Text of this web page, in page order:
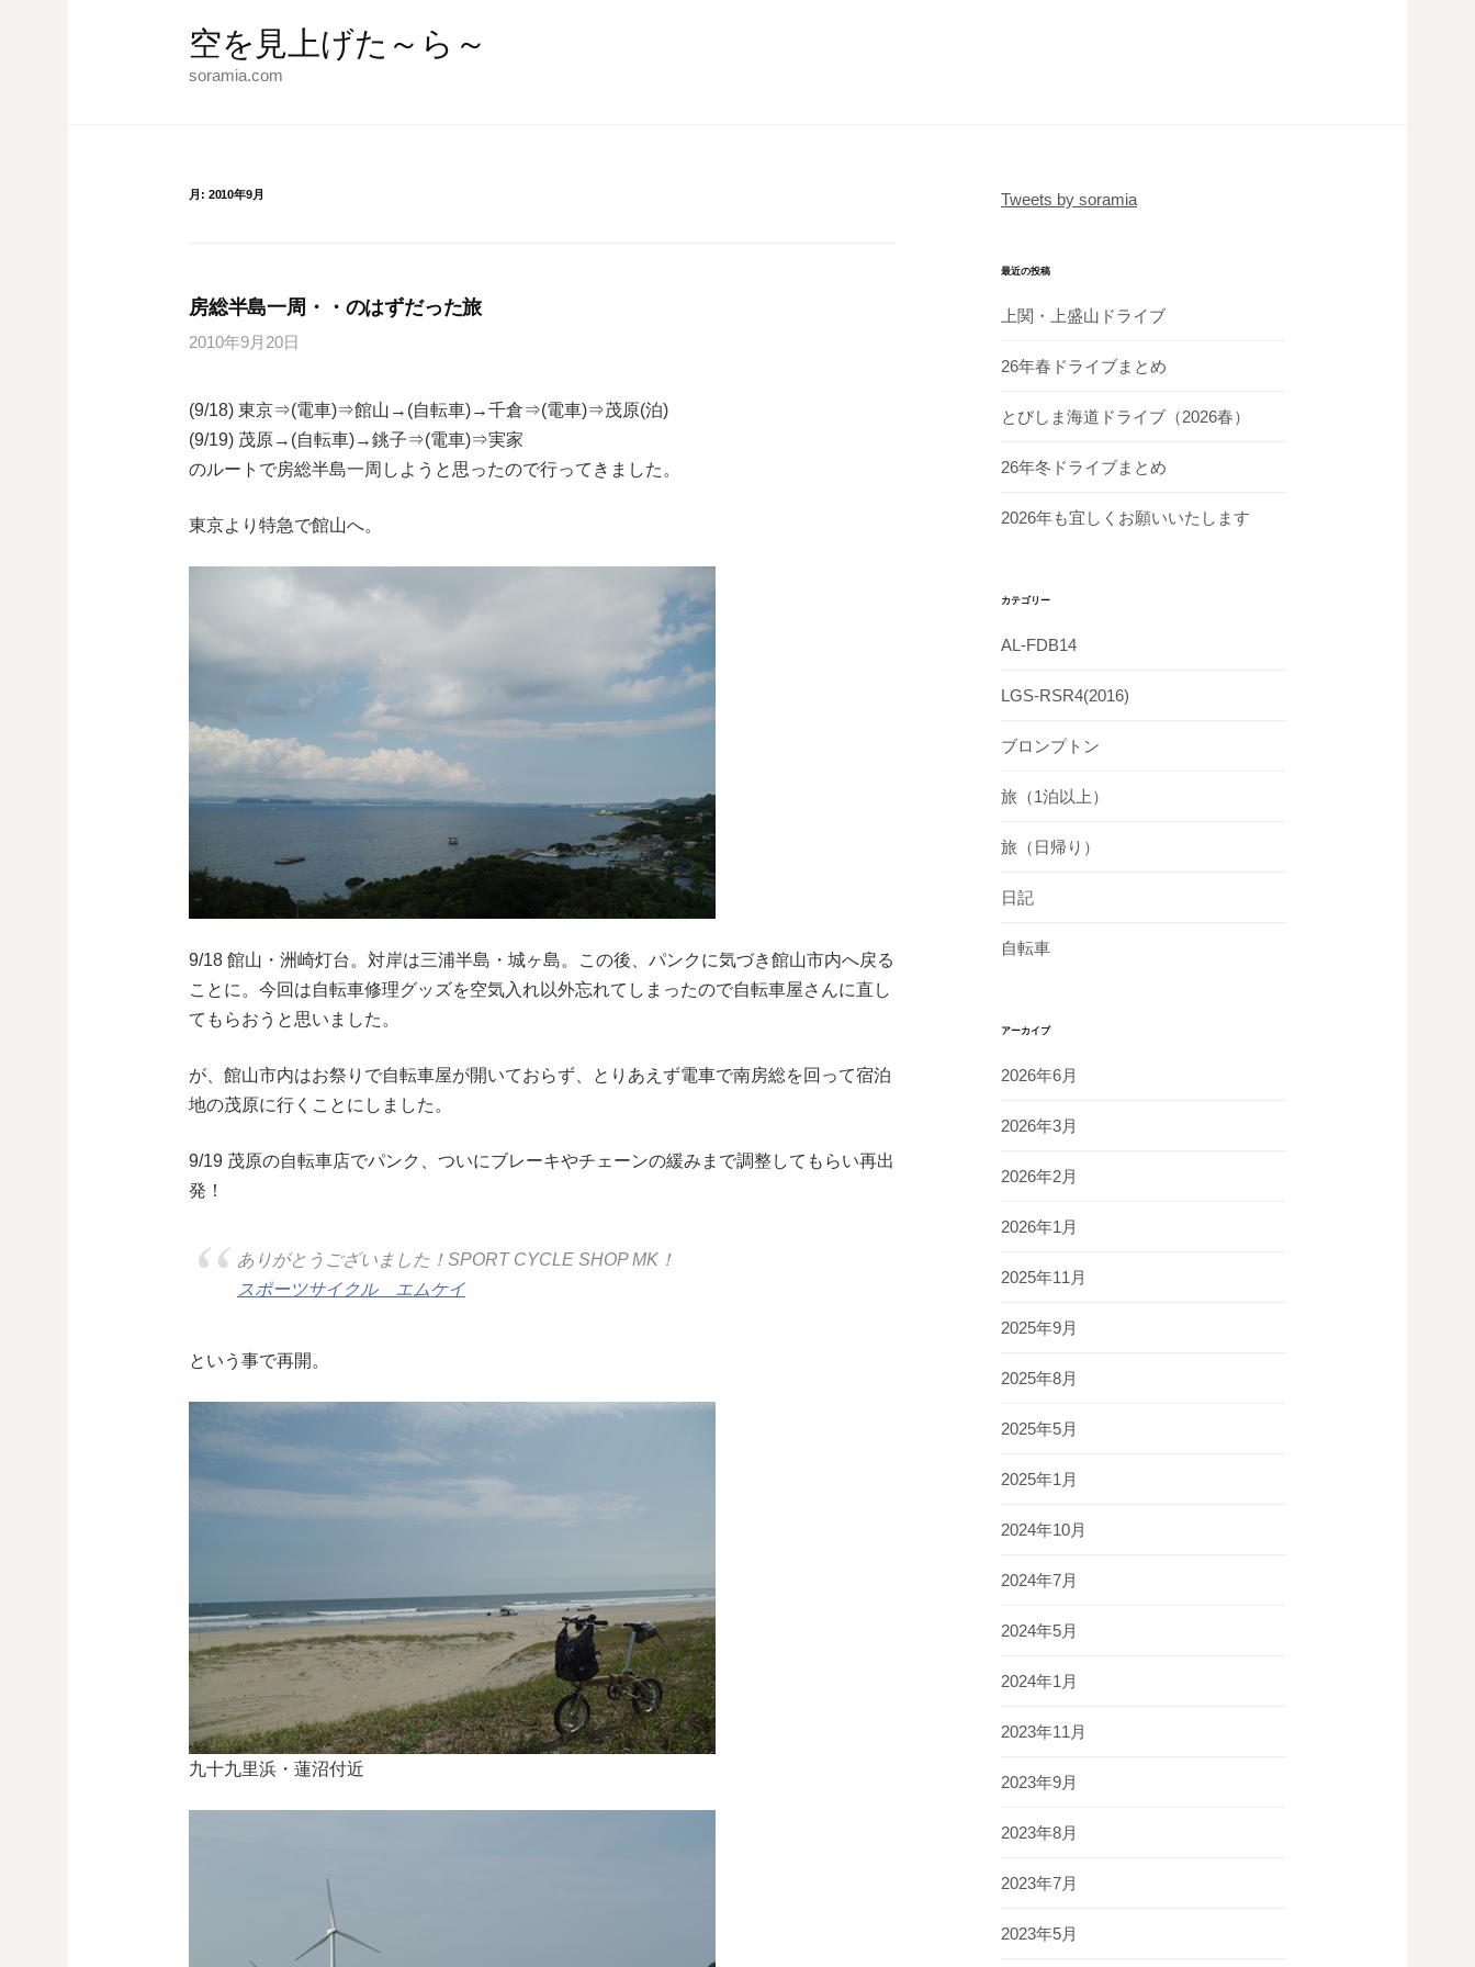
空を見上げた～ら～
soramia.com
月: 2010年9月
房総半島一周・・のはずだった旅
2010年9月20日
(9/18) 東京⇒(電車)⇒館山→(自転車)→千倉⇒(電車)⇒茂原(泊)
(9/19) 茂原→(自転車)→銚子⇒(電車)⇒実家
のルートで房総半島一周しようと思ったので行ってきました。
東京より特急で館山へ。
9/18 館山・洲崎灯台。対岸は三浦半島・城ヶ島。この後、パンクに気づき館山市内へ戻る
ことに。今回は自転車修理グッズを空気入れ以外忘れてしまったので自転車屋さんに直し
てもらおうと思いました。
が、館山市内はお祭りで自転車屋が開いておらず、とりあえず電車で南房総を回って宿泊
地の茂原に行くことにしました。
9/19 茂原の自転車店でパンク、ついにブレーキやチェーンの緩みまで調整してもらい再出
発！
ありがとうございました！SPORT CYCLE SHOP MK！
スポーツサイクル エムケイ
という事で再開。
九十九里浜・蓮沼付近
Tweets by soramia
最近の投稿
上関・上盛山ドライブ
26年春ドライブまとめ
とびしま海道ドライブ（2026春）
26年冬ドライブまとめ
2026年も宜しくお願いいたします
カテゴリー
AL-FDB14
LGS-RSR4(2016)
ブロンプトン
旅（1泊以上）
旅（日帰り）
日記
自転車
アーカイブ
2026年6月
2026年3月
2026年2月
2026年1月
2025年11月
2025年9月
2025年8月
2025年5月
2025年1月
2024年10月
2024年7月
2024年5月
2024年1月
2023年11月
2023年9月
2023年8月
2023年7月
2023年5月